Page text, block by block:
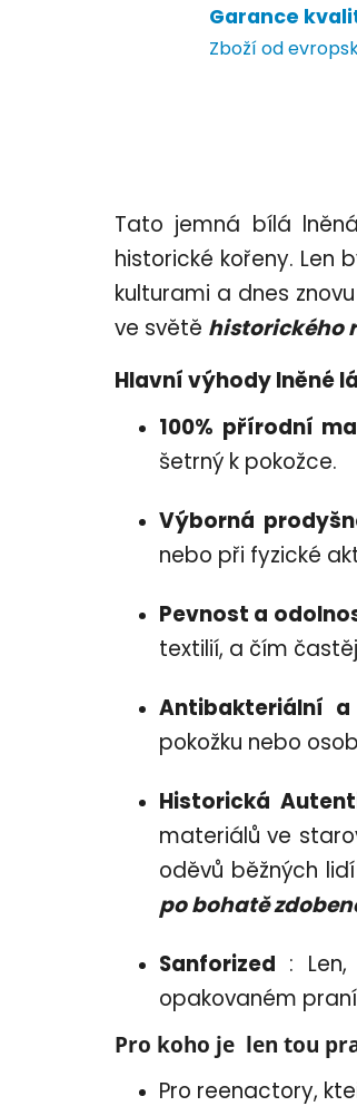
Garance
Zboží od
Tato jemná bílá
historické kořeny.
kulturami a dnes
ve světě historického
Hlavní výhody lněné
100% přírodní
šetrný k pokožce.
Výborná
nebo při fyzické
Pevnost a
textilií, a čím
Antibakteriální
pokožku nebo
Historická
materiálů ve
oděvů běžných
po bohatě
Sanforized :
opakovaném
Pro koho je len tou
Pro reenactory,